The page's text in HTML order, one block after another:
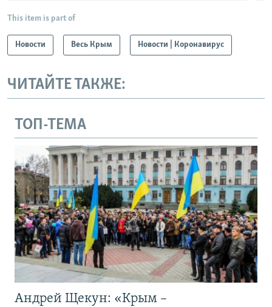
This item is part of
Новости Весь Крым Новости | Коронавирус
ЧИТАЙТЕ ТАКЖЕ:
ТОП-ТЕМА
Андрей Щекун: «Крым –